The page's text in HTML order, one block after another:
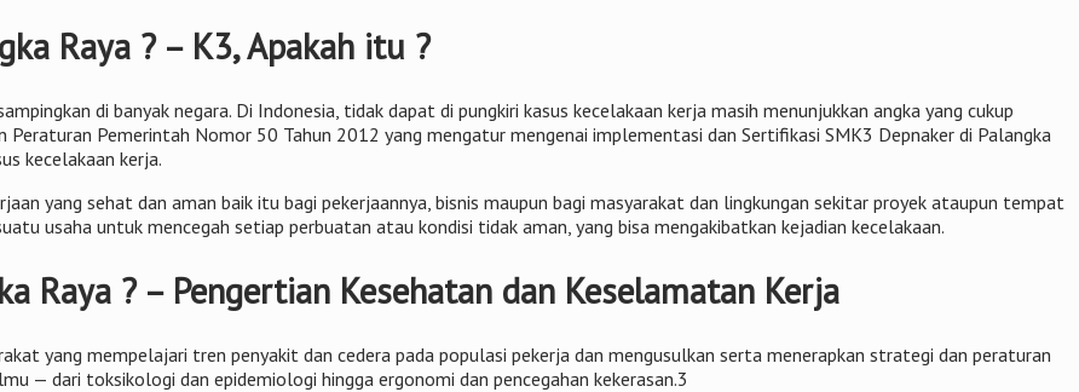
Raya ? – K3, Apakah itu ?
di banyak negara. Di Indonesia, tidak dapat di pungkiri kasus kecelakaan kerja masih menunjukkan angka yang cukup
Pemerintah Nomor 50 Tahun 2012 yang mengatur mengenai implementasi dan Sertifikasi SMK3 Depnaker di Palangka
kecelakaan kerja.
yang sehat dan aman baik itu bagi pekerjaannya, bisnis maupun bagi masyarakat dan lingkungan sekitar proyek ataupun tempat
usaha untuk mencegah setiap perbuatan atau kondisi tidak aman, yang bisa mengakibatkan kejadian kecelakaan.
Raya ? – Pengertian Kesehatan dan Keselamatan Kerja
yang mempelajari tren penyakit dan cedera pada populasi pekerja dan mengusulkan serta menerapkan strategi dan peraturan
— dari toksikologi dan epidemiologi hingga ergonomi dan pencegahan kekerasan.3